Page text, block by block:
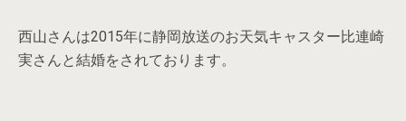
西山さんは2015年に静岡放送のお天気キャスター比連崎
実さんと結婚をされております。